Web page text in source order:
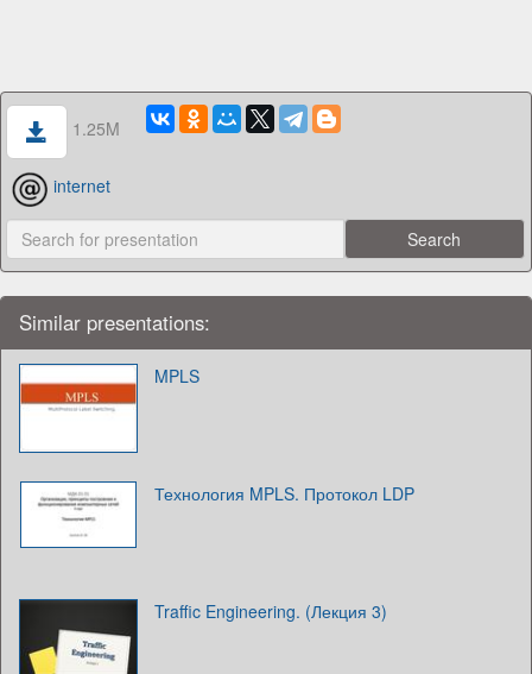
1.25M
internet
Similar presentations:
MPLS
Технология MPLS. Протокол LDP
Traffic Engineering. (Лекция 3)